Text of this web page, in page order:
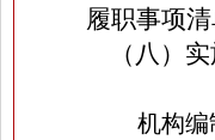
履职事项
（八）
机构编